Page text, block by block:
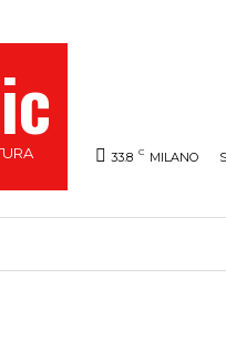
33.8 C MILANO